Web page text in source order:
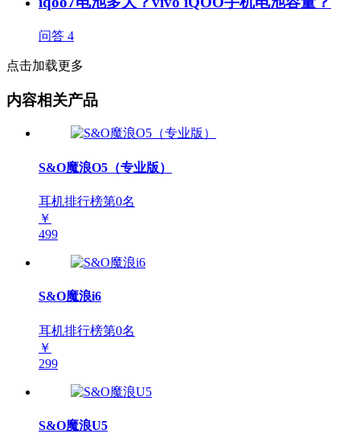
问答 4
点击加载更多
内容相关产品
S&O魔浪O5（专业版）
耳机排行榜第0名
￥
499
S&O魔浪i6
耳机排行榜第0名
￥
299
S&O魔浪U5